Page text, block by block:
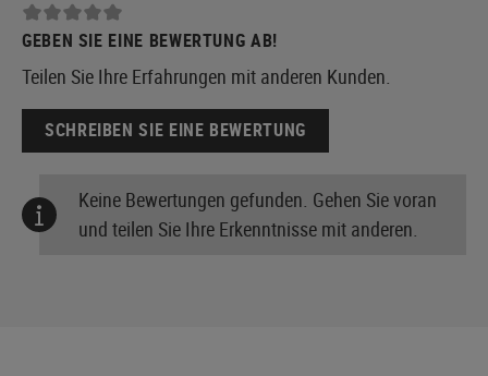
GEBEN SIE EINE BEWERTUNG AB!
Teilen Sie Ihre Erfahrungen mit anderen Kunden.
SCHREIBEN SIE EINE BEWERTUNG
Keine Bewertungen gefunden. Gehen Sie voran
und teilen Sie Ihre Erkenntnisse mit anderen.